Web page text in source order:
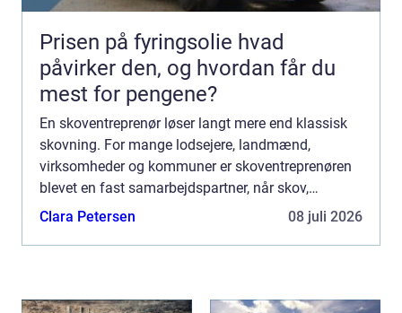
Prisen på fyringsolie hvad
påvirker den, og hvordan får du
mest for pengene?
En skoventreprenør løser langt mere end klassisk
skovning. For mange lodsejere, landmænd,
virksomheder og kommuner er skoventreprenøren
blevet en fast samarbejdspartner, når skov,
naturarealer og større udend&o...
Clara Petersen 08 juli 2026